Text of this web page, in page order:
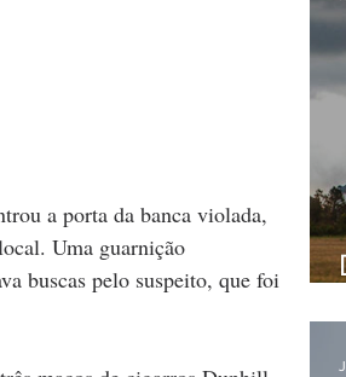
a porta da banca violada,
Uma guarnição
buscas pelo suspeito, que foi